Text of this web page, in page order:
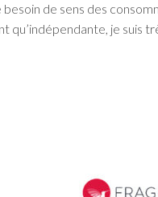
de sens des
je suis